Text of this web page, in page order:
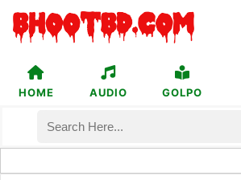
HOME AUDIO GOLPO